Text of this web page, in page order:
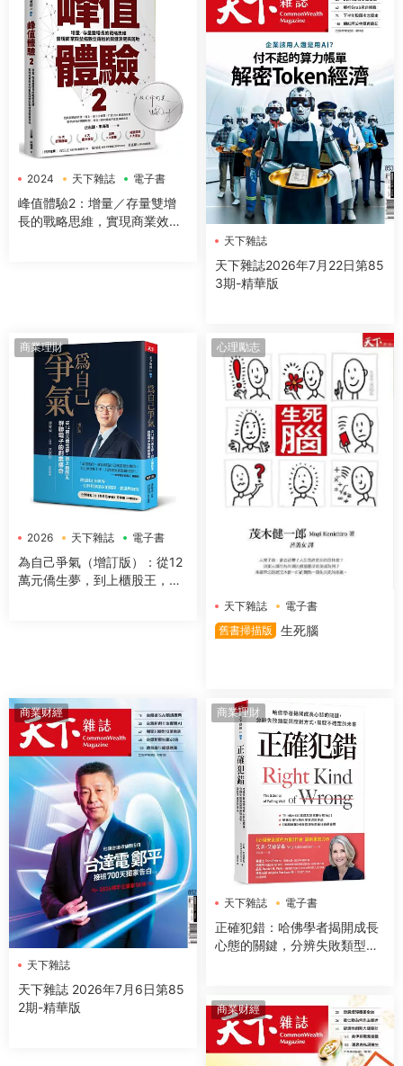
2024 天下雜誌 電子書
峰值體驗2：增量／存量雙增
長的戰略思維，實現商業效益
天下雜誌
天下雜誌2026年7月22日第85
3期-精華版
商業理財
2026 天下雜誌 電子書
為自己爭氣（增訂版）：從12
萬元僑生夢，到上櫃股王，群
心理勵志
天下雜誌
電子書
舊書掃描版
生死腦
商業财經
天下雜誌
天下雜誌 2026年7月6日第85
2期-精華版
商業理財
天下雜誌 電子書
正確犯錯：哈佛學者揭開成長
心態的關鍵，分辨失敗類型與
商業财經